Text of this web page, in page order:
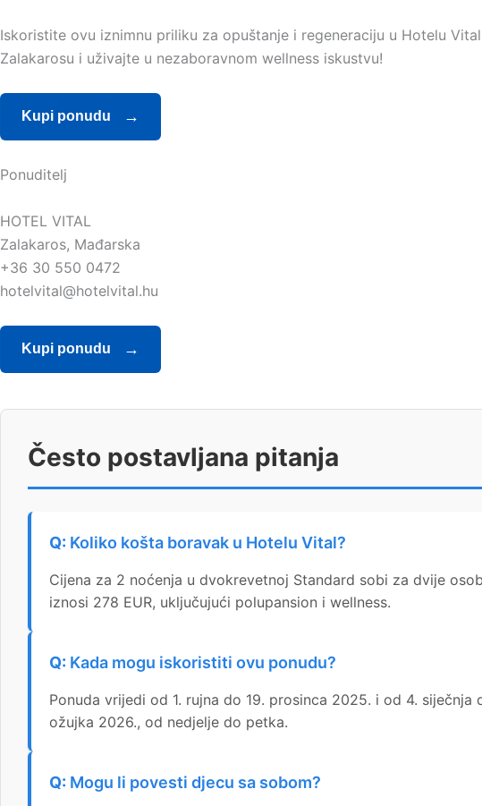
Iskoristite ovu iznimnu priliku za opuštanje i regeneraciju u Hotelu
Zalakarosu i uživajte u nezaboravnom wellness iskustvu!
Kupi ponudu
Ponuditelj
HOTEL VITAL
Zalakaros, Mađarska
+36 30 550 0472
hotelvital@hotelvital.hu
Kupi ponudu
Često postavljana pitanja
Koliko košta boravak u Hotelu Vital?
Cijena za 2 noćenja u dvokrevetnoj Standard sobi za dvije
iznosi 278 EUR, uključujući polupansion i wellness.
Kada mogu iskoristiti ovu ponudu?
Ponuda vrijedi od 1. rujna do 19. prosinca 2025. i od 4. siječnja
ožujka 2026., od nedjelje do petka.
Mogu li povesti djecu sa sobom?